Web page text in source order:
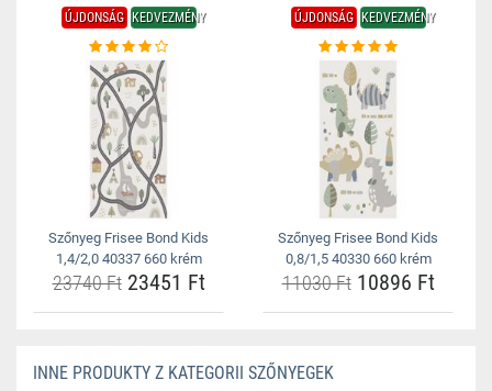
ÚJDONSÁG KEDVEZMÉNY
Szőnyeg Frisee Bond Kids
1,4/2,0 40337 660 krém
23740 Ft23451 Ft
ÚJDONSÁG KEDVEZMÉNY
Szőnyeg Frisee Bond Kids
0,8/1,5 40330 660 krém
11030 Ft10896 Ft
INNE PRODUKTY Z KATEGORII SZŐNYEGEK